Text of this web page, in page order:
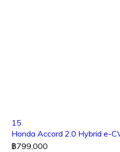
15
Honda Accord 2.0 Hybrid e-
฿799,000